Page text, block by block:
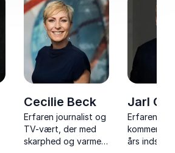
Cecilie Beck
Erfaren journalist og
TV-vært, der med
skarphed og varme
Jarl
Erfaren
års indsigt